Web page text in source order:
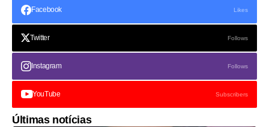
Facebook Likes
Twitter Follows
Instagram Follows
YouTube Subscribers
Últimas notícias